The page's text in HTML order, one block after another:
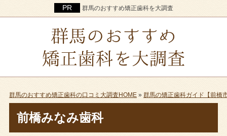
群馬のおすすめ矯正歯科を大調査
群馬のおすすめ矯正歯科の口コミ大調査HOME» 群馬の矯正歯科ガイド【前橋
前橋みなみ歯科